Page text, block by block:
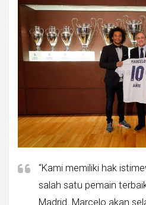
“Kami memiliki hak
salah satu pemain
Madrid. Marcelo akan